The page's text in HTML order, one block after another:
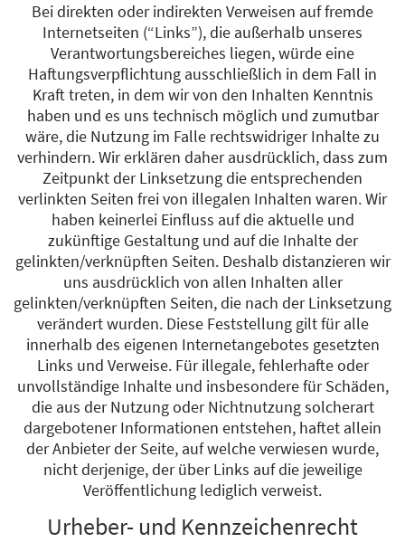
Bei direkten oder indirekten Verweisen auf fremde
Internetseiten (“Links”), die außerhalb unseres
Verantwortungsbereiches liegen, würde eine
Haftungsverpflichtung ausschließlich in dem Fall in
Kraft treten, in dem wir von den Inhalten Kenntnis
haben und es uns technisch möglich und zumutbar
wäre, die Nutzung im Falle rechtswidriger Inhalte zu
verhindern. Wir erklären daher ausdrücklich, dass zum
Zeitpunkt der Linksetzung die entsprechenden
verlinkten Seiten frei von illegalen Inhalten waren. Wir
haben keinerlei Einfluss auf die aktuelle und
zukünftige Gestaltung und auf die Inhalte der
gelinkten/verknüpften Seiten. Deshalb distanzieren wir
uns ausdrücklich von allen Inhalten aller
gelinkten/verknüpften Seiten, die nach der Linksetzung
verändert wurden. Diese Feststellung gilt für alle
innerhalb des eigenen Internetangebotes gesetzten
Links und Verweise. Für illegale, fehlerhafte oder
unvollständige Inhalte und insbesondere für Schäden,
die aus der Nutzung oder Nichtnutzung solcherart
dargebotener Informationen entstehen, haftet allein
der Anbieter der Seite, auf welche verwiesen wurde,
nicht derjenige, der über Links auf die jeweilige
Veröffentlichung lediglich verweist.
Urheber- und Kennzeichenrecht